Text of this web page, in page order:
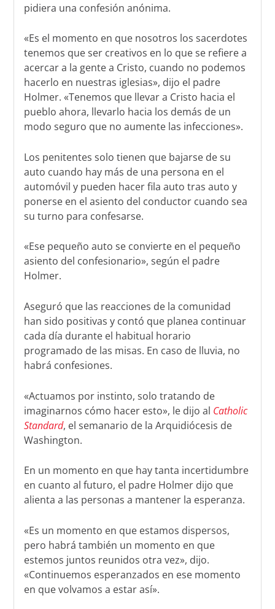
pidiera una confesión anónima.
«Es el momento en que nosotros los sacerdotes
tenemos que ser creativos en lo que se refiere a
acercar a la gente a Cristo, cuando no podemos
hacerlo en nuestras iglesias», dijo el padre
Holmer. «Tenemos que llevar a Cristo hacia el
pueblo ahora, llevarlo hacia los demás de un
modo seguro que no aumente las infecciones».
Los penitentes solo tienen que bajarse de su
auto cuando hay más de una persona en el
automóvil y pueden hacer fila auto tras auto y
ponerse en el asiento del conductor cuando sea
su turno para confesarse.
«Ese pequeño auto se convierte en el pequeño
asiento del confesionario», según el padre
Holmer.
Aseguró que las reacciones de la comunidad
han sido positivas y contó que planea continuar
cada día durante el habitual horario
programado de las misas. En caso de lluvia, no
habrá confesiones.
«Actuamos por instinto, solo tratando de
imaginarnos cómo hacer esto», le dijo al Catholic
Standard, el semanario de la Arquidiócesis de
Washington.
En un momento en que hay tanta incertidumbre
en cuanto al futuro, el padre Holmer dijo que
alienta a las personas a mantener la esperanza.
«Es un momento en que estamos dispersos,
pero habrá también un momento en que
estemos juntos reunidos otra vez», dijo.
«Continuemos esperanzados en ese momento
en que volvamos a estar así».